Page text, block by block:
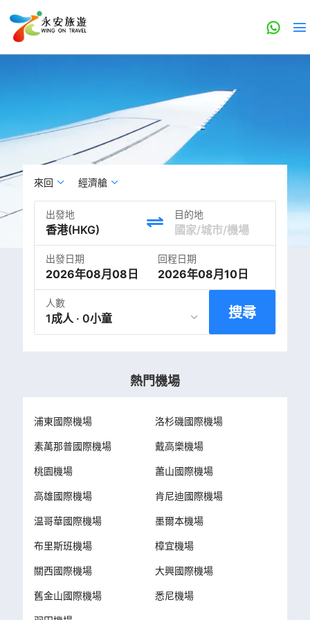
來回 經濟艙
出發地 目的地
出發日期
2026年08月08日
回程日期
2026年08月10日
人數
1成人 · 0小童 搜尋
熱門機場
浦東國際機場 洛杉磯國際機場
素萬那普國際機場 戴高樂機場
桃園機場 蕭山國際機場
高雄國際機場 肯尼迪國際機場
温哥華國際機場 墨爾本機場
布里斯班機場 樟宜機場
關西國際機場 大興國際機場
舊金山國際機場 悉尼機場